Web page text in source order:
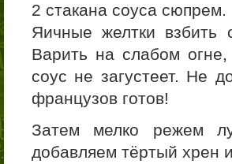
2 стакана соуса сюпрем.
Яичные желтки
Варить на слабом
соус не загустеет. Не
французов готов!
Затем мелко режем
добавляем тёртый хрен